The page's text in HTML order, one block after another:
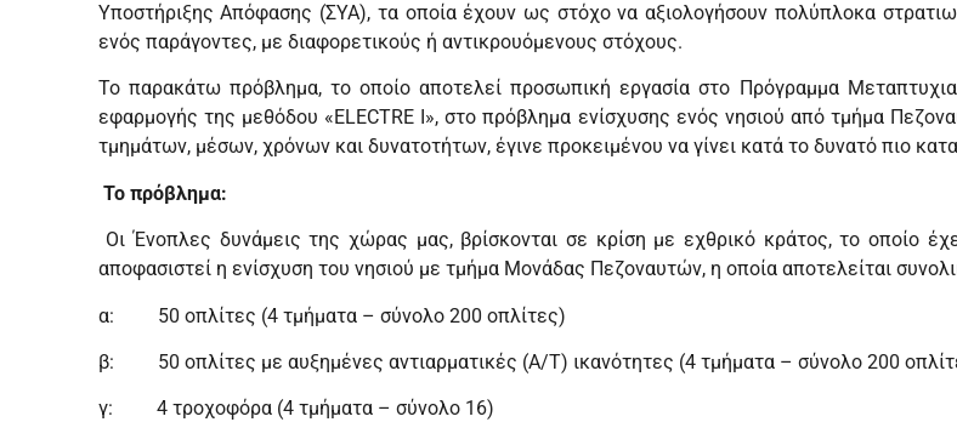
Υποστήριξης Απόφασης (ΣΥΑ), τα οποία έχουν ως στόχο να αξιολογήσουν πολύπλοκα
ενός παράγοντες, με διαφορετικούς ή αντικρουόμενους στόχους.
Το παρακάτω πρόβλημα, το οποίο αποτελεί προσωπική εργασία στο Πρόγραμμα
εφαρμογής της μεθόδου «ELECTRE I», στο πρόβλημα ενίσχυσης ενός νησιού από τμήμα
τμημάτων, μέσων, χρόνων και δυνατοτήτων, έγινε προκειμένου να γίνει κατά το δυνατό πιο
Το πρόβλημα:
Οι Ένοπλες δυνάμεις της χώρας μας, βρίσκονται σε κρίση με εχθρικό κράτος, το οποίο
αποφασιστεί η ενίσχυση του νησιού με τμήμα Μονάδας Πεζοναυτών, η οποία αποτελείται
α: 50 οπλίτες (4 τμήματα – σύνολο 200 οπλίτες)
β: 50 οπλίτες με αυξημένες αντιαρματικές (Α/Τ) ικανότητες (4 τμήματα – σύνολο 200
γ: 4 τροχοφόρα (4 τμήματα – σύνολο 16)